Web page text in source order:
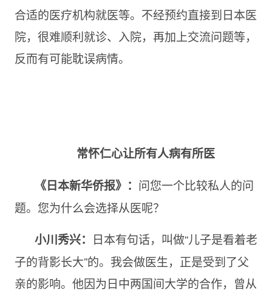
合适的医疗机构就医等。不经预约直接到日本医
院，很难顺利就诊、入院，再加上交流问题等，
反而有可能耽误病情。
常怀仁心让所有人病有所医
《日本新华侨报》： 问您一个比较私人的问
题。您为什么会选择从医呢？
小川秀兴： 日本有句话，叫做“儿子是看着老
子的背影长大”的。我会做医生，正是受到了父
亲的影响。他因为日中两国间大学的合作，曾从